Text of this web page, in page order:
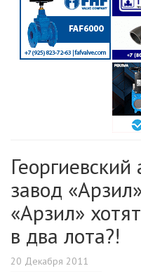
завод
«Арзил»
в два лота?!
20 Декабря 2011